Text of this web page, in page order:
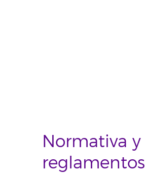
Normativa y
reglamentos